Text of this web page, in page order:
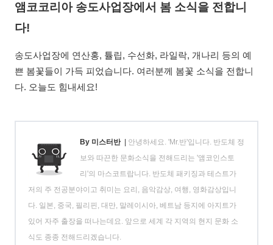
앰코코리아 송도사업장에서 봄 소식을 전합니
다!
송도사업장에 연산홍, 튤립, 수선화, 라일락, 개나리 등의 예
쁜 봄꽃들이 가득 피었습니다. 여러분께 봄꽃 소식을 전합니
다. 오늘도 힘내세요!
By 미스터반 | 안녕하세요. 'Mr.반'입니다. 반도체 정
보와 따끈한 문화소식을 전해드리는 '앰코인스토
리'의 마스코트랍니다. 반도체 패키징과 테스트가
저의 주 전공분야이고 취미는 요리, 음악감상, 여행, 영화감상입니
다. 일본, 중국, 필리핀, 대만, 말레이시아, 베트남 등지에 아지트가
있어 자주 출장을 떠나는데요. 앞으로 세계 각 지역의 현지 문화 소
식도 종종 전해드리겠습니다.